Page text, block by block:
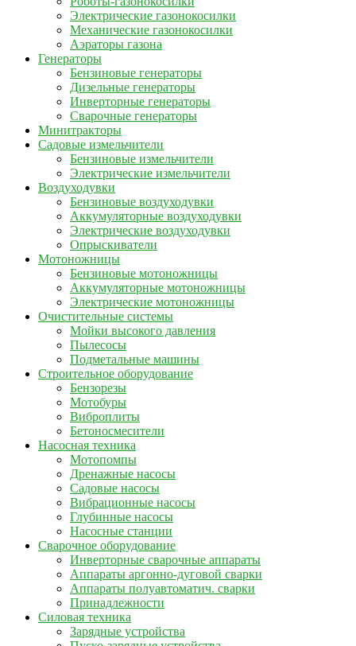
Электрические газонокосилки
Механические газонокосилки
Аэраторы газона
Генераторы
Бензиновые генераторы
Дизельные генераторы
Инверторные генераторы
Сварочные генераторы
Минитракторы
Садовые измельчители
Бензиновые измельчители
Электрические измельчители
Воздуходувки
Бензиновые воздуходувки
Аккумуляторные воздуходувки
Электрические воздуходувки
Опрыскиватели
Мотоножницы
Бензиновые мотоножницы
Аккумуляторные мотоножницы
Электрические мотоножницы
Очистительные системы
Мойки высокого давления
Пылесосы
Подметальные машины
Строительное оборудование
Бензорезы
Мотобуры
Виброплиты
Бетоносмесители
Насосная техника
Мотопомпы
Дренажные насосы
Садовые насосы
Вибрационные насосы
Глубинные насосы
Насосные станции
Сварочное оборудование
Инверторные сварочные аппараты
Аппараты аргонно-дуговой сварки
Аппараты полуавтоматич. сварки
Принадлежности
Силовая техника
Зарядные устройства